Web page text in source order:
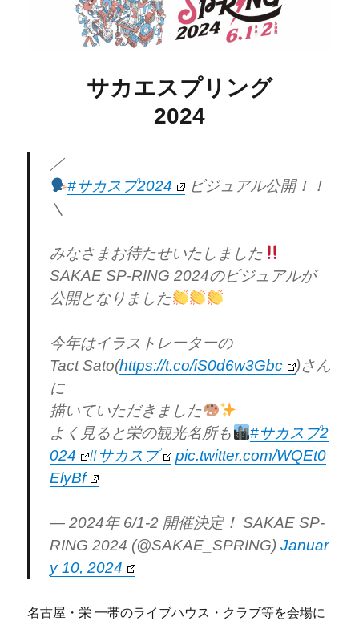
サカエスプリング
2024
／
#サカスプ2024
ビジュアル公開！！
＼
みなさまお待たせいたしました
SAKAE SP-RING 2024のビジュアルが
公開となりました
今年はイラストレーターの
Tact Sato(https://t.co/iS0d6w3Gbc
)さん
に
描いていただきました
よく見ると栄の観光名所も
#サカスプ2
024
#サカスプ
pic.twitter.com/WQEt0
ElyBf
— 2024年 6/1-2 開催決定！ SAKAE SP-
RING 2024 (@SAKAE_SPRING)Januar
y 10, 2024
名古屋・栄 一帯のライブハウス・クラブ等を会場に